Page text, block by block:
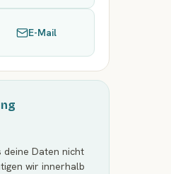
E-Mail
deine Daten nicht
wir innerhalb